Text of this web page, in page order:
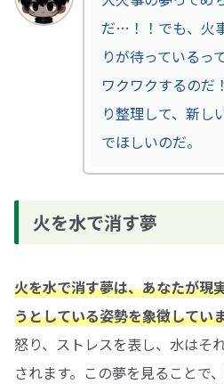
だ…！！でも、火
りが待っているっ
ワクワクするのだ
り整理して、新し
でほしいのだ。
火を水で消す夢
火を水で消す夢は、あなたが現
うとしている姿勢を象徴してい
怒り、ストレスを表し、水はそ
されます。この夢を見ることで